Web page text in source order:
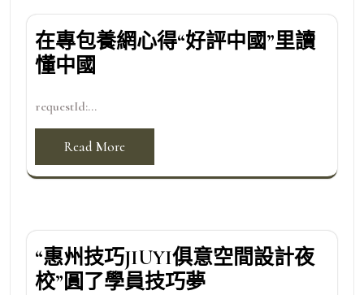
在專包養網心得“好評中國”里讀
懂中國
requestId:...
Read More
“惠州技巧JIUYI俱意空間設計夜
校”圓了學員技巧夢